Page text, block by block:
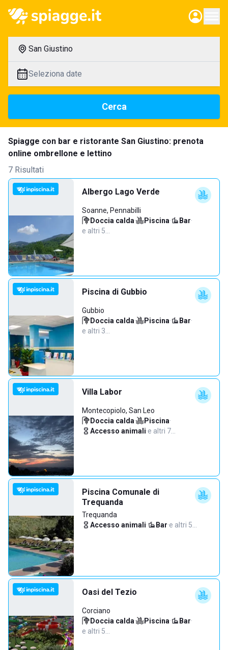
San Giustino
Seleziona date
Cerca
Spiagge con bar e ristorante San Giustino: prenota
online ombrellone e lettino
7 Risultati
Albergo Lago Verde
Soanne, Pennabilli
Doccia calda· Piscina· Bar·
e altri 5…
Piscina di Gubbio
Gubbio
Doccia calda· Piscina· Bar·
e altri 3…
Villa Labor
Montecopiolo, San Leo
Doccia calda· Piscina·
Accesso animali·e altri 7…
Piscina Comunale di
Trequanda
Trequanda
Accesso animali· Bar·e altri 5…
Oasi del Tezio
Corciano
Doccia calda· Piscina· Bar·
e altri 5…